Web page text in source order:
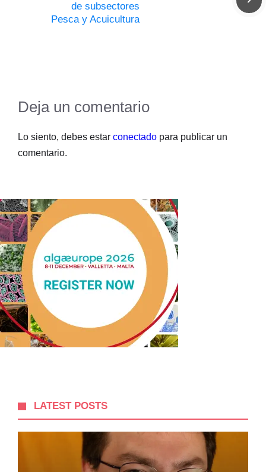
de subsectores
Pesca y Acuicultura
Deja un comentario
Lo siento, debes estar conectado para publicar un
comentario.
LATEST POSTS